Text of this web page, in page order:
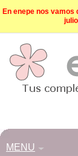
En enepe nos
MENU